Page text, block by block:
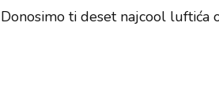
Donosimo ti deset najcool luftića